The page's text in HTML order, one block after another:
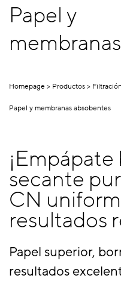
Papel y
Homepage Productos
Papel y membranas absobentes
secante
CN
resultados
Papel superior,
resultados